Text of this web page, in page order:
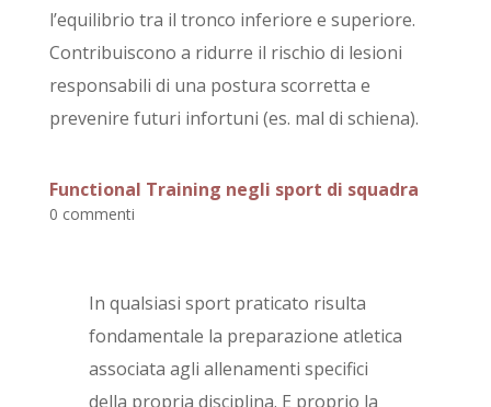
l’equilibrio tra il tronco inferiore e superiore.
Contribuiscono a ridurre il rischio di lesioni
responsabili di una postura scorretta e
prevenire futuri infortuni (es. mal di schiena).
Functional Training negli sport di squadra
0 commenti
In qualsiasi sport praticato risulta
fondamentale la preparazione atletica
associata agli allenamenti specifici
della propria disciplina. E proprio la